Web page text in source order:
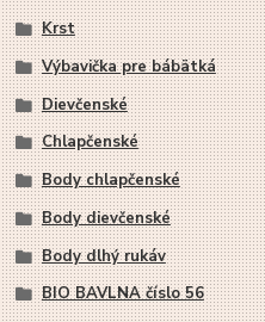
Krst
Výbavička pre bábätká
Dievčenské
Chlapčenské
Body chlapčenské
Body dievčenské
Body dlhý rukáv
BIO BAVLNA číslo 56